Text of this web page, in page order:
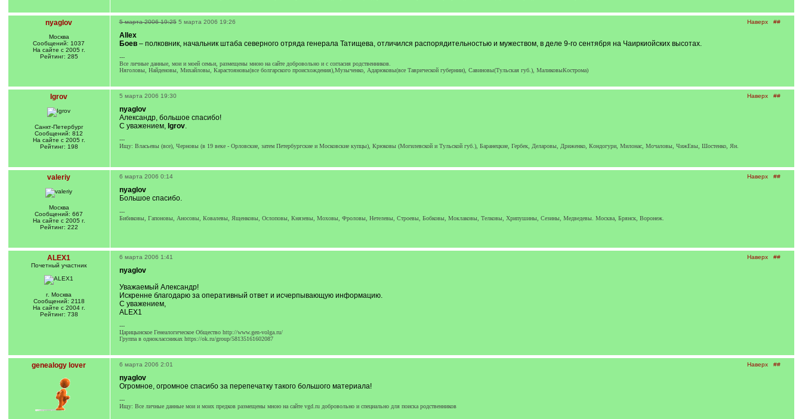
nyaglov
Москва
Сообщений: 1037
На сайте с 2005 г.
Рейтинг: 285
Наверх ##
5 марта 2006 19:25 5 марта 2006 19:26
Allex
Боев– полковник, начальник штаба северного отряда генерала Татищева, отличился распорядительностью и мужеством, в деле 9-го сентября на Чаиркиойских высотах.
---
Все личные данные, мои и моей семьи, размещены мною на сайте добровольно и с согласия родственников.
Няголовы, Найденовы, Михайловы, Карастояновы(все болгарского происхождения),Музыченко, Адарюковы(все Таврической губернии), Савиновы(Тульская губ.), МаликовыКострома)
Igrov
Санкт-Петербург
Сообщений: 812
На сайте с 2005 г.
Рейтинг: 198
Наверх ##
5 марта 2006 19:30
nyaglov
Александр, большое спасибо!
С уважением, Igrov.
---
Ищу: Власьевы (все), Черновы (в 19 веке - Орловские, затем Петербургские и Московские купцы), Крюковы (Могилевской и Тульской губ.), Баранецкие, Гербек, Деларовы, Дриженко, Кондогури, Милонас, Мочаловы, ЧижЕвы, Шостенко, Ян.
valeriy
Москва
Сообщений: 667
На сайте с 2005 г.
Рейтинг: 222
Наверх ##
6 марта 2006 0:14
nyaglov
Большое спасибо.
---
Бибиковы, Гапоновы, Аносовы, Ковалевы, Ященковы, Ослоповы, Князевы, Моховы, Фроловы, Нетелевы, Строевы, Бобковы, Моклаковы, Телковы, Хрипушины, Сезины, Медведевы. Москва, Брянск, Воронеж.
ALEX1
Почетный учаcтник
г. Москва
Сообщений: 2118
На сайте с 2004 г.
Рейтинг: 738
Наверх ##
6 марта 2006 1:41
nyaglov
Уважаемый Александр!
Искренне благодарю за оперативный ответ и исчерпывающую информацию.
С уважением,
ALEX1
---
Царицынское Генеалогическое Общество http://www.gen-volga.ru/
Группа в одноклассниках https://ok.ru/group/58135161602087
genealogy lover Наверх ##
6 марта 2006 2:01
nyaglov
Огромное, огромное спасибо за перепечатку такого большого материала!
---
Ищу: Все личные данные мои и моих предков размещены мною на сайте vgd.ru добровольно и специально для поиска родственников